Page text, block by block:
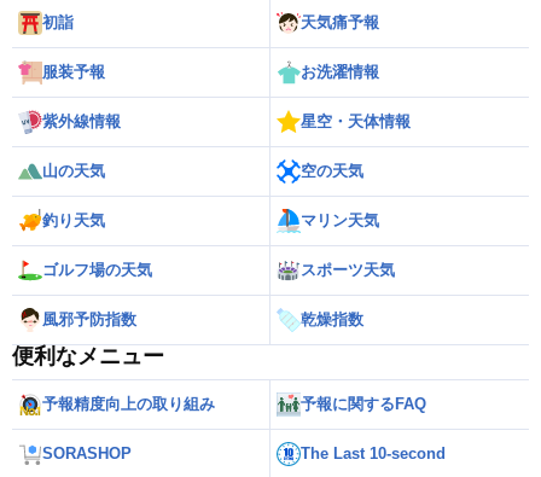
初詣 天気痛予報
服装予報 お洗濯情報
紫外線情報 星空・天体情報
山の天気 空の天気
釣り天気 マリン天気
ゴルフ場の天気 スポーツ天気
風邪予防指数 乾燥指数
便利なメニュー
予報精度向上の取り組み 予報に関するFAQ
SORASHOP The Last 10-second